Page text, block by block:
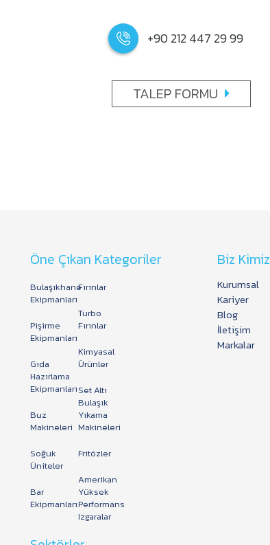
+90 212 447 29 99
TALEP FORMU
Öne Çıkan Kategoriler
Bulaşıkhane
Ekipmanları
Pişirme
Ekipmanları
Gıda
Hazırlama
Ekipmanları
Buz
Makineleri
Soğuk
Üniteler
Bar
Ekipmanları
Fırınlar
Turbo
Fırınlar
Kimyasal
Ürünler
Set Altı
Bulaşık
Yıkama
Makineleri
Fritözler
Amerikan
Yüksek
Performans
Izgaralar
Biz Kimiz
Kurumsal
Kariyer
Blog
İletişim
Markalar